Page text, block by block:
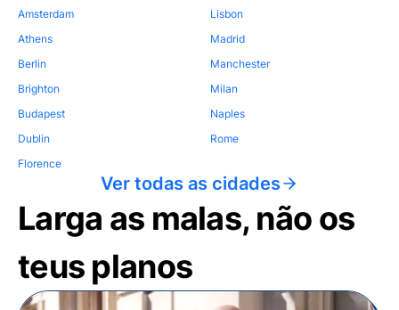
Amsterdam
Athens
Berlin
Brighton
Budapest
Dublin
Florence
Lisbon
Madrid
Manchester
Milan
Naples
Rome
Ver todas as cidades
Larga as malas, não os
teus planos